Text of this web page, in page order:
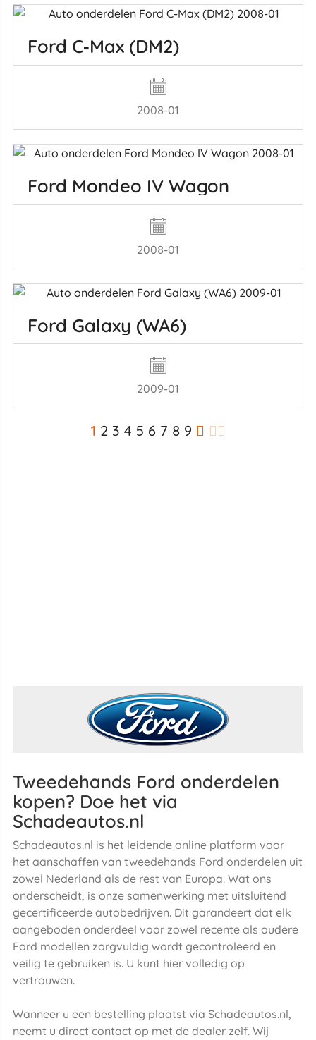
Ford C‑Max (DM2)
2008-01
Ford Mondeo IV Wagon
2008-01
Ford Galaxy (WA6)
2009-01
1 2 3 4 5 6 7 8 9
Tweedehands Ford onderdelen
kopen? Doe het via
Schadeautos.nl
Schadeautos.nl is het leidende online platform voor
het aanschaffen van tweedehands Ford onderdelen uit
zowel Nederland als de rest van Europa. Wat ons
onderscheidt, is onze samenwerking met uitsluitend
gecertificeerde autobedrijven. Dit garandeert dat elk
aangeboden onderdeel voor zowel recente als oudere
Ford modellen zorgvuldig wordt gecontroleerd en
veilig te gebruiken is. U kunt hier volledig op
vertrouwen.
Wanneer u een bestelling plaatst via Schadeautos.nl,
neemt u direct contact op met de dealer zelf. Wij